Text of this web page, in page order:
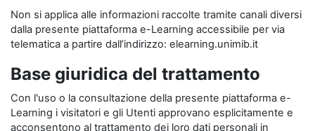
Non si applica alle informazioni raccolte tramite canali diversi
dalla presente piattaforma e-Learning accessibile per via
telematica a partire dall’indirizzo: elearning.unimib.it
Base giuridica del trattamento
Con l'uso o la consultazione della presente piattaforma e-
Learning i visitatori e gli Utenti approvano esplicitamente e
acconsentono al trattamento dei loro dati personali in